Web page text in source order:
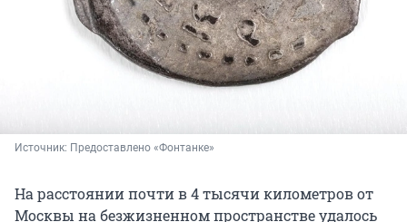
Источник: Предоставлено «Фонтанке»
На расстоянии почти в 4 тысячи километров от
Москвы на безжизненном пространстве удалось